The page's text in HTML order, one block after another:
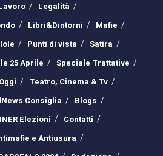
Legalità
Libri&Dintorni
Mafie
Punti di vista
Satira
25 Aprile
Speciale Trattative
Teatro, Cinema & Tv
Consiglia
Blogs
Elezioni
Contatti
e Antiusura